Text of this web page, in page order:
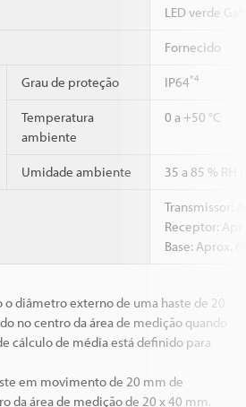
LED verde
Fornecido
Grau de proteção IP64*4
Temperatura
ambiente
0 a +50 °C
Umidade ambiente 35 a 85 % RH
Transmissor:
Receptor:
Base: Aprox.
o diâmetro externo de uma haste de 20
no centro da área de medição quando
cálculo de média está definido para
em movimento de 20 mm de
da área de medição de 20 x 40 mm.